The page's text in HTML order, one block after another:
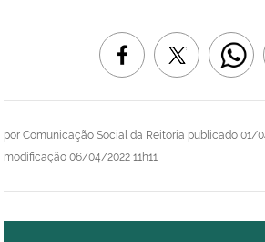
por Comunicação Social da Reitoria publicado 01/
modificação 06/04/2022 11h11